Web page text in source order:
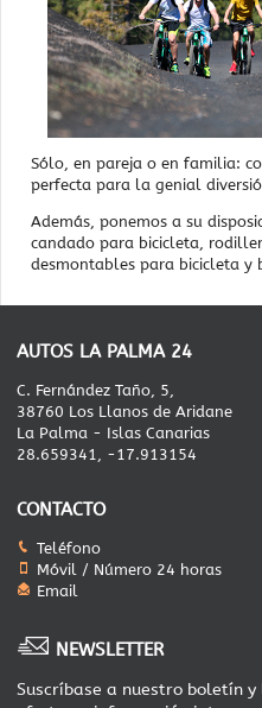
Sólo, en pareja o en familia:
perfecta para la genial
Además, ponemos a su
candado para bicicleta,
desmontables para bicicleta y
AUTOS LA PALMA 24
C. Fernández Taño, 5,
38760 Los Llanos de Aridane
La Palma - Islas Canarias
28.659341, -17.913154
CONTACTO
Teléfono
Móvil / Número 24 horas
Email
NEWSLETTER
Suscríbase a nuestro boletín